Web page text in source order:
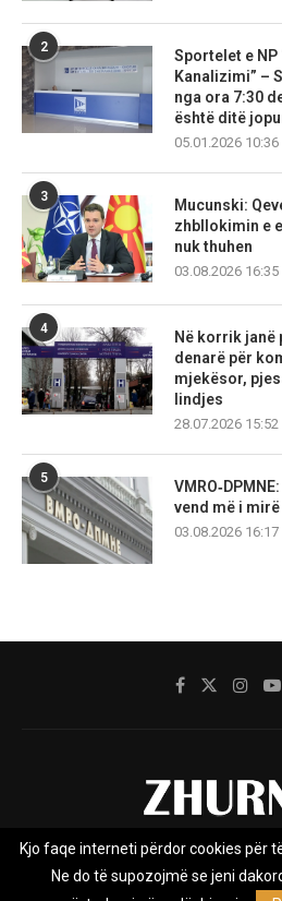
2
Sportelet e
Kanalizimi” –
nga ora 7:30
është ditë
05.01.2026 10:36
3
Mucunski:
zhbllokimin e
nuk thuhen
03.08.2026 16:35
4
Në korrik janë
denarë për
mjekësor,
lindjes
28.07.2026 15:52
5
vend më i
03.08.2026 16:17
Rreth nesh Impresumi
Privacy
Kjo faqe interneti përdor cookies për
Ne do të supozojmë se jeni